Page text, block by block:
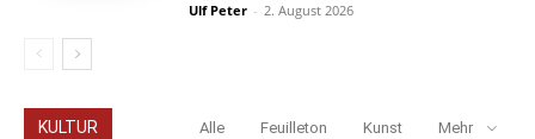
Ulf Peter - 2. August 2026
KULTUR Alle Feuilleton Kunst Mehr